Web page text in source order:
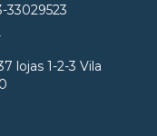
33029523
lojas 1-2-3 Vila